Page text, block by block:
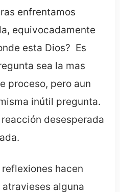
enfrentamos
equivocadamente
esta Dios? Es
sea la mas
proceso, pero aun
inútil pregunta.
desesperada
hacen
alguna